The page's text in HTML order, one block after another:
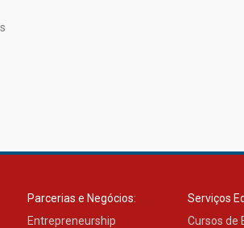
Parcerias e Negócios:
Entrepreneurship
Serviços
Cursos de